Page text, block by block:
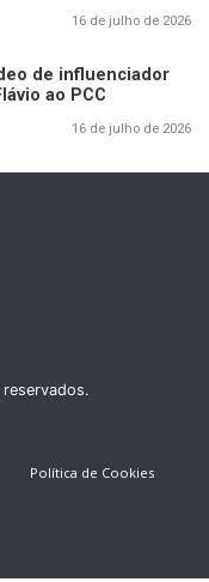
16 de julho de 2026
de influenciador
ao PCC
16 de julho de 2026
Política de Cookies